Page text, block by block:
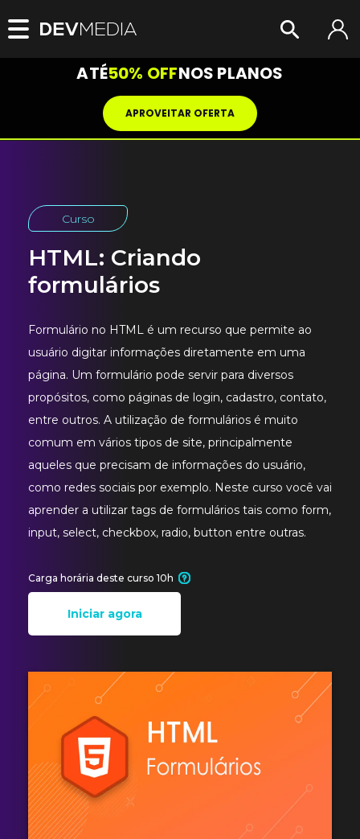
ATÉ50% OFFNOS PLANOS
APROVEITAR OFERTA
Curso
HTML: Criando
formulários
Formulário no HTML é um recurso que permite ao
usuário digitar informações diretamente em uma
página. Um formulário pode servir para diversos
propósitos, como páginas de login, cadastro, contato,
entre outros. A utilização de formulários é muito
comum em vários tipos de site, principalmente
aqueles que precisam de informações do usuário,
como redes sociais por exemplo. Neste curso você vai
aprender a utilizar tags de formulários tais como form,
input, select, checkbox, radio, button entre outras.
Iniciar agora
Carga horária deste curso 10h